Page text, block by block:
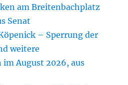
am Breitenbachplatz
Senat
– Sperrung der
weitere
August 2026, aus